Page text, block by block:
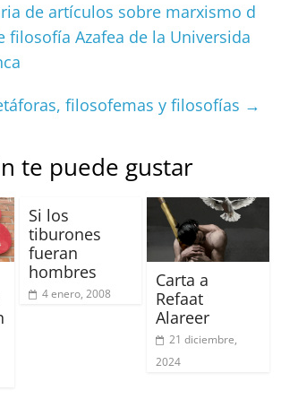
A
p
p
at d
s
ar
tir
de artículos sobre marxismo d
filosofía Azafea de la Universida
filosofemas y filosofías →
te puede gustar
Si los
tiburones
fueran
hombres
4 enero, 2008
Carta a
Refaat
Alareer
21 diciembre,
2024